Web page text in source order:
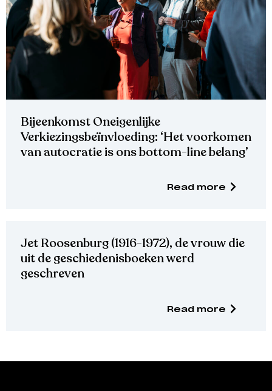
Bijeenkomst Oneigenlijke
Verkiezingsbeïnvloeding: ‘Het voorkomen
van autocratie is ons bottom-line belang’
Read more
Jet Roosenburg (1916-1972), de vrouw die
uit de geschiedenisboeken werd
geschreven
Read more